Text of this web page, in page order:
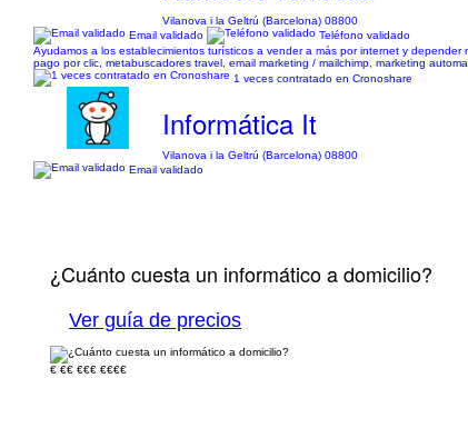
Vilanova i la Geltrú (Barcelona) 08800
Email validado
Teléfono validado
Ayudamos a los establecimientos turísticos a vender a más por internet y
pago por clic, metabuscadores travel, email marketing / mailchimp, marketing
1 veces contratado en Cronoshare
Informática It
Vilanova i la Geltrú (Barcelona) 08800
Email validado
¿Cuánto cuesta un informático a domicilio?
Ver guía de precios
€ €€ €€€ €€€€